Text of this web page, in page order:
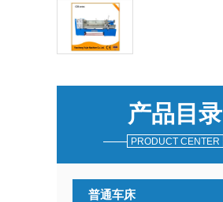
产品目录
PRODUCT CENTER
普通车床